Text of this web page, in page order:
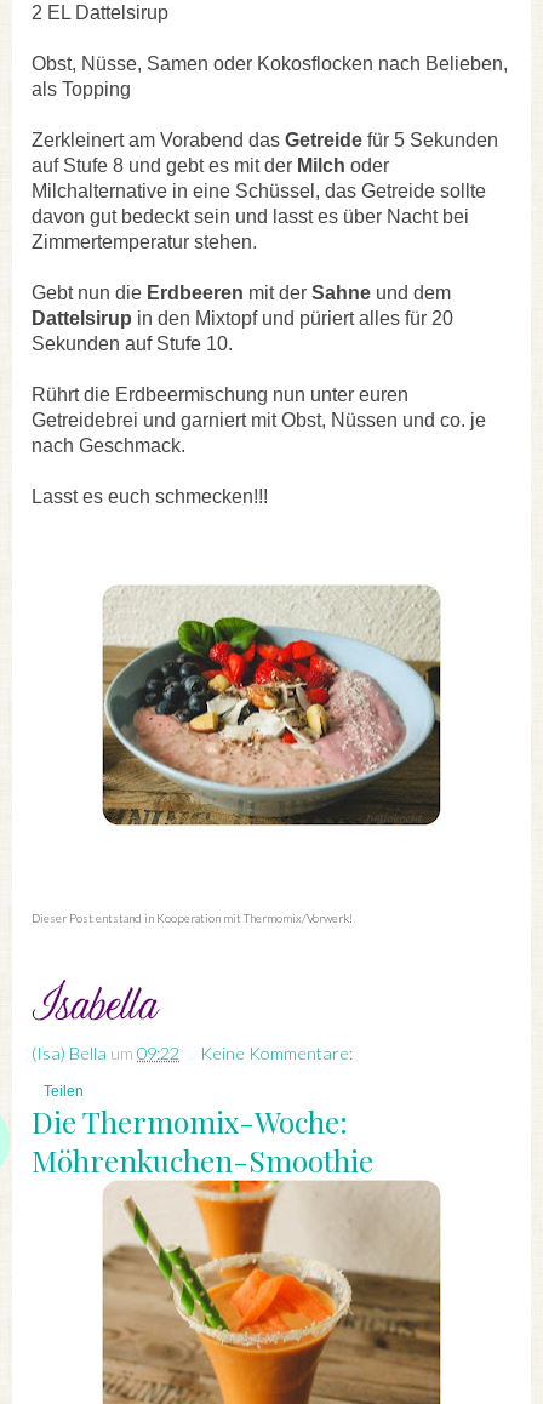
2 EL Dattelsirup
Obst, Nüsse, Samen oder Kokosflocken nach Belieben,
als Topping
Zerkleinert am Vorabend das Getreide für 5 Sekunden
auf Stufe 8 und gebt es mit der Milch oder
Milchalternative in eine Schüssel, das Getreide sollte
davon gut bedeckt sein und lasst es über Nacht bei
Zimmertemperatur stehen.
Gebt nun die Erdbeeren mit der Sahne und dem
Dattelsirup in den Mixtopf und püriert alles für 20
Sekunden auf Stufe 10.
Rührt die Erdbeermischung nun unter euren
Getreidebrei und garniert mit Obst, Nüssen und co. je
nach Geschmack.
Lasst es euch schmecken!!!
Dieser Post entstand in Kooperation mit Thermomix/Vorwerk!
(Isa) Bella um 09:22 Keine Kommentare:
Teilen
Die Thermomix-Woche:
Möhrenkuchen-Smoothie